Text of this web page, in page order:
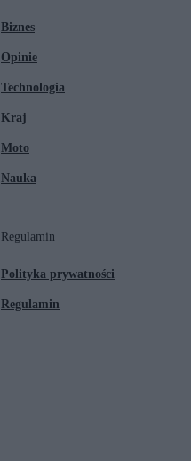
Biznes
Opinie
Technologia
Kraj
Moto
Nauka
Regulamin
Polityka prywatności
Regulamin